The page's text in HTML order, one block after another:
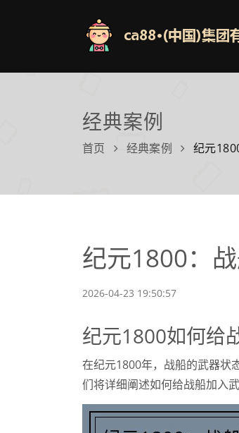
经典案例
首页 经典案例 纪元
纪元1800：
2026-04-23 19:50:57
纪元1800如何给
在纪元1800年，战船的武器状
们将详细阐述如何给战船加入